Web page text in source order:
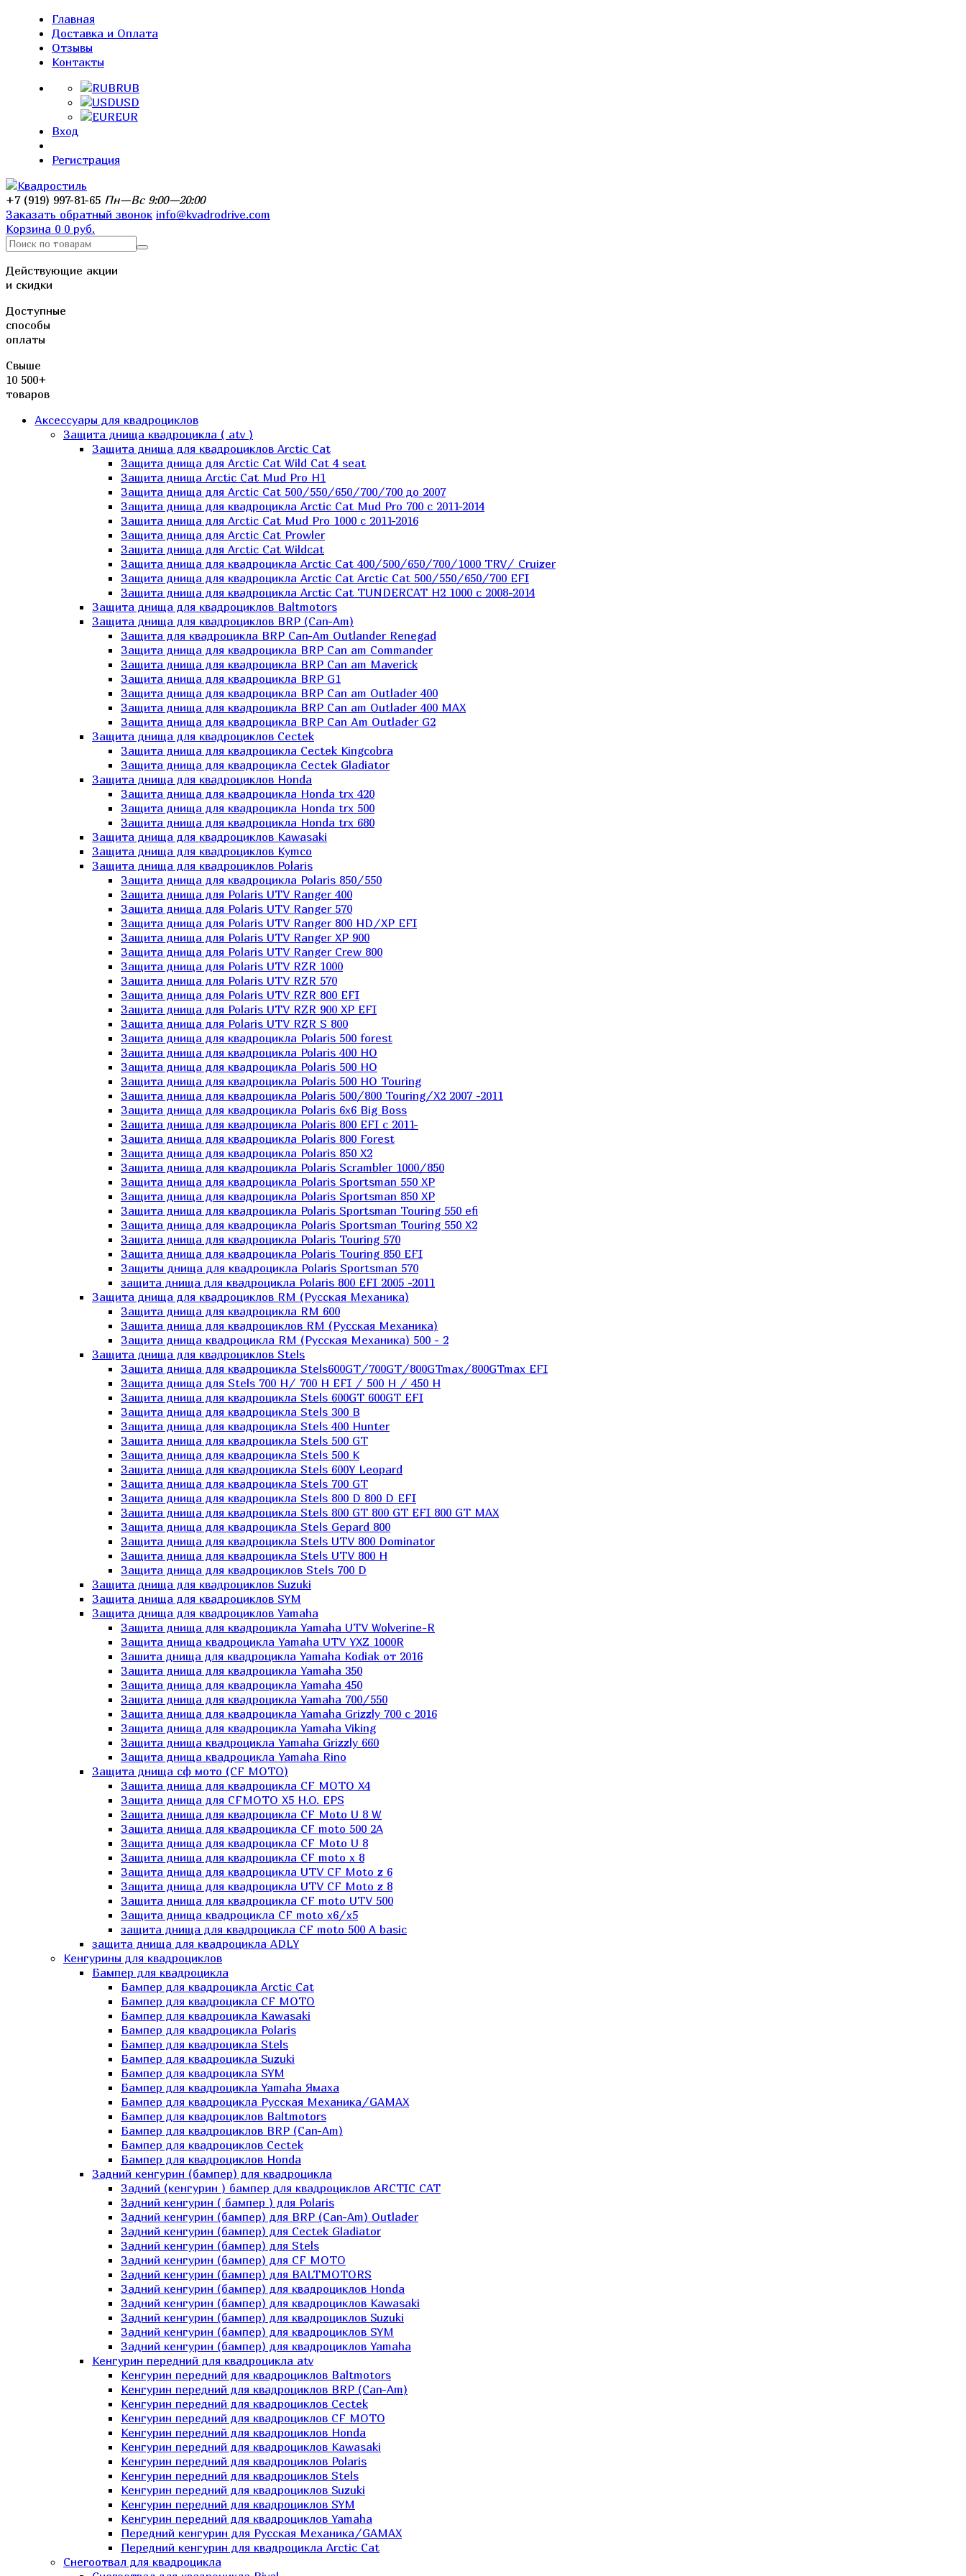
Главная
Доставка и Оплата
Отзывы
Контакты
RUB
USD
EUR
Вход
Регистрация
+7 (919) 997-81-65 Пн—Вс 9:00—20:00
Заказать обратный звонок info@kvadrodrive.com
Корзина 0 0 руб.
Действующие акции
и скидки
Доступные
способы
оплаты
Свыше
10 500+
товаров
Аксессуары для квадроциклов
Защита днища квадроцикла ( atv )
Защита днища для квадроциклов Arctic Cat
Защита днища для Arctic Cat Wild Cat 4 seat
Защита днища Arctic Cat Mud Pro H1
Защита днища для Arctic Cat 500/550/650/700/700 до 2007
Защита днища для квадроцикла Arctic Cat Mud Pro 700 с 2011-2014
Защита днища для Arctic Cat Mud Pro 1000 c 2011-2016
Защита днища для Arctic Cat Prowler
Защита днища для Arctic Cat Wildcat
Защита днища для квадроцикла Arctic Cat 400/500/650/700/1000 TRV/ Cruizer
Защита днища для квадроцикла Arctic Cat Arctic Cat 500/550/650/700 EFI
Защита днища для квадроцикла Arctic Cat TUNDERCAT H2 1000 c 2008-2014
Защита днища для квадроциклов Baltmotors
Защита днища для квадроциклов BRP (Can-Am)
Защита для квадроцикла BRP Can-Am Outlander Renegad
Защита днища для квадроцикла BRP Can am Commander
Защита днища для квадроцикла BRP Can am Maverick
Защита днища для квадроцикла BRP G1
Защита днища для квадроцикла BRP Can am Outlader 400
Защита днища для квадроцикла BRP Can am Outlader 400 MAX
Защита днища для квадроцикла BRP Can Аm Outlader G2
Защита днища для квадроциклов Cectek
Защита днища для квадроцикла Cectek Kingcobra
Защита днища для квадроцикла Cectek Gladiator
Защита днища для квадроциклов Honda
Защита днища для квадроцикла Honda trx 420
Защита днища для квадроцикла Honda trx 500
Защита днища для квадроцикла Honda trx 680
Защита днища для квадроциклов Kawasaki
Защита днища для квадроциклов Kymco
Защита днища для квадроциклов Polaris
Защита днища для квадроцикла Polaris 850/550
Защита днища для Polaris UTV Ranger 400
Защита днища для Polaris UTV Ranger 570
Защита днища для Polaris UTV Ranger 800 HD/XP EFI
Защита днища для Polaris UTV Ranger XP 900
Защита днища для Polaris UTV Ranger Сrew 800
Защита днища для Polaris UTV RZR 1000
Защита днища для Polaris UTV RZR 570
Защита днища для Polaris UTV RZR 800 EFI
Защита днища для Polaris UTV RZR 900 XP EFI
Защита днища для Polaris UTV RZR S 800
Защита днища для квадроцикла Polaris 500 forest
Защита днища для квадроцикла Polaris 400 HO
Защита днища для квадроцикла Polaris 500 HO
Защита днища для квадроцикла Polaris 500 HO Touring
Защита днища для квадроцикла Polaris 500/800 Touring/X2 2007 -2011
Защита днища для квадроцикла Polaris 6х6 Big Boss
Защита днища для квадроцикла Polaris 800 EFI с 2011-
Защита днища для квадроцикла Polaris 800 Forest
Защита днища для квадроцикла Polaris 850 X2
Защита днища для квадроцикла Polaris Scrambler 1000/850
Защита днища для квадроцикла Polaris Sportsman 550 XP
Защита днища для квадроцикла Polaris Sportsman 850 XP
Защита днища для квадроцикла Polaris Sportsman Touring 550 efi
Защита днища для квадроцикла Polaris Sportsman Touring 550 X2
Защита днища для квадроцикла Polaris Touring 570
Защита днища для квадроцикла Polaris Touring 850 EFI
Защиты днища для квадроцикла Polaris Sportsman 570
защита днища для квадроцикла Polaris 800 EFI 2005 -2011
Защита днища для квадроциклов RM (Русская Механика)
Защита днища для квадроцикла RM 600
Защита днища для квадроциклов RM (Русская Механика)
Защита днища квадроцикла RM (Русская Механика) 500 - 2
Защита днища для квадроциклов Stels
Защита днища для квадроцикла Stels600GT/700GT/800GTmax/800GTmax EFI
Защита днища для Stels 700 H/ 700 H EFI / 500 H / 450 H
Защита днища для квадроцикла Stels 600GT 600GT EFI
Защита днища для квадроцикла Stels 300 B
Защита днища для квадроцикла Stels 400 Hunter
Защита днища для квадроцикла Stels 500 GT
Защита днища для квадроцикла Stels 500 K
Защита днища для квадроцикла Stels 600Y Leopard
Защита днища для квадроцикла Stels 700 GT
Защита днища для квадроцикла Stels 800 D 800 D EFI
Защита днища для квадроцикла Stels 800 GT 800 GT EFI 800 GT MAX
Защита днища для квадроцикла Stels Gepard 800
Защита днища для квадроцикла Stels UTV 800 Dominator
Защита днища для квадроцикла Stels UTV 800 H
Защита днища для квадроциклов Stels 700 D
Защита днища для квадроциклов Suzuki
Защита днища для квадроциклов SYM
Защита днища для квадроциклов Yamaha
Защита днища для квадроцикла Yamaha UTV Wolverine-R
Защита днища квадроцикла Yamaha UTV YXZ 1000R
Зашита днища для квадроцикла Yamaha Kodiak от 2016
Защита днища для квадроцикла Yamaha 350
Защита днища для квадроцикла Yamaha 450
Защита днища для квадроцикла Yamaha 700/550
Защита днища для квадроцикла Yamaha Grizzly 700 с 2016
Защита днища для квадроцикла Yamaha Viking
Защита днища квадроцикла Yamaha Grizzly 660
Защита днища квадроцикла Yamaha Rino
Защита днища сф мото (CF MOTO)
Защита днища для квадроцикла CF MOTO X4
Защита днища для CFMOTO X5 H.O. EPS
Защита днища для квадроцикла CF Moto U 8 W
Защита днища для квадроцикла CF moto 500 2A
Защита днища для квадроцикла CF Moto U 8
Защита днища для квадроцикла CF moto x 8
Защита днища для квадроцикла UTV CF Moto z 6
Защита днища для квадроцикла UTV CF Moto z 8
Защита днища для квадроцикла СF moto UTV 500
Защита днища квадроцикла СF moto x6/x5
защита днища для квадроцикла CF moto 500 A basic
защита днища для квадроцикла ADLY
Кенгурины для квадроциклов
Бампер для квадроцикла
Бампер для квадроцикла Arctic Cat
Бампер для квадроцикла CF MOTO
Бампер для квадроцикла Kawasaki
Бампер для квадроцикла Polaris
Бампер для квадроцикла Stels
Бампер для квадроцикла Suzuki
Бампер для квадроцикла SYM
Бампер для квадроцикла Yamaha Ямаха
Бампер для квадроцикла Русская Механика/GAMAX
Бампер для квадроциклов Baltmotors
Бампер для квадроциклов BRP (Can-Am)
Бампер для квадроциклов Cectek
Бампер для квадроциклов Honda
Задний кенгурин (бампер) для квадроцикла
Задний (кенгурин ) бампер для квадроциклов ARCTIC CAT
Задний кенгурин ( бампер ) для Polaris
Задний кенгурин (бампер) для BRP (Can-Am) Outlader
Задний кенгурин (бампер) для Cectek Gladiator
Задний кенгурин (бампер) для Stels
Задний кенгурин (бампер) для СF MOTO
Задний кенгурин (бампер) для BALTMOTORS
Задний кенгурин (бампер) для квадроциклов Honda
Задний кенгурин (бампер) для квадроциклов Kawasaki
Задний кенгурин (бампер) для квадроциклов Suzuki
Задний кенгурин (бампер) для квадроциклов SYM
Задний кенгурин (бампер) для квадроциклов Yamaha
Кенгурин передний для квадроцикла atv
Кенгурин передний для квадроциклов Baltmotors
Кенгурин передний для квадроциклов BRP (Can-Am)
Кенгурин передний для квадроциклов Cectek
Кенгурин передний для квадроциклов CF MOTO
Кенгурин передний для квадроциклов Honda
Кенгурин передний для квадроциклов Kawasaki
Кенгурин передний для квадроциклов Polaris
Кенгурин передний для квадроциклов Stels
Кенгурин передний для квадроциклов Suzuki
Кенгурин передний для квадроциклов SYM
Кенгурин передний для квадроциклов Yamaha
Передний кенгурин для Русская Механика/GAMAX
Передний кенгурин для квадроцикла Arctic Cat
Снегоотвал для квадроцикла